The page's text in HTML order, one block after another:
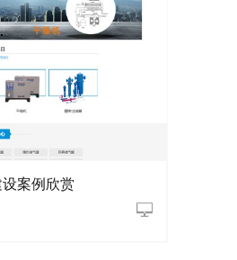
案例欣赏